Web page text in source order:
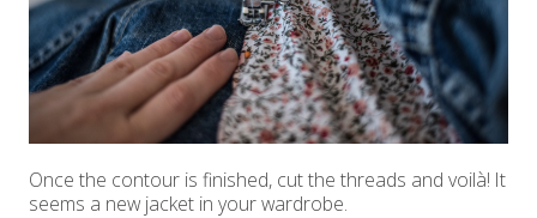
Once the contour is finished, cut the threads and voilà! It
seems a new jacket in your wardrobe.